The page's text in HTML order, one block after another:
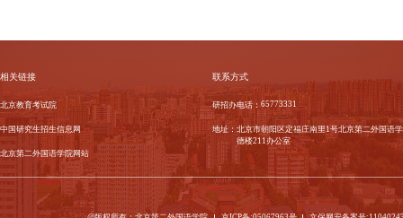
相关链接
北京教育考试院
中国研究生招生信息网
北京第二外国语学院网站
联系方式
研招办电话：65773331
地址：北京市朝阳区定福庄南里1号北京第二外国语
德楼211办公室